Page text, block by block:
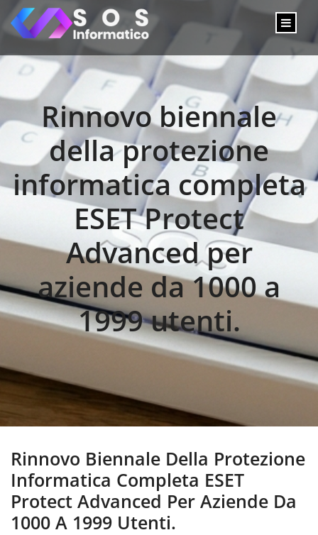
Rinnovo biennale
della protezione
informatica completa
ESET Protect
Advanced per
aziende da 1000 a
1999 utenti.
Rinnovo Biennale Della Protezione
Informatica Completa ESET
Protect Advanced Per Aziende Da
1000 A 1999 Utenti.